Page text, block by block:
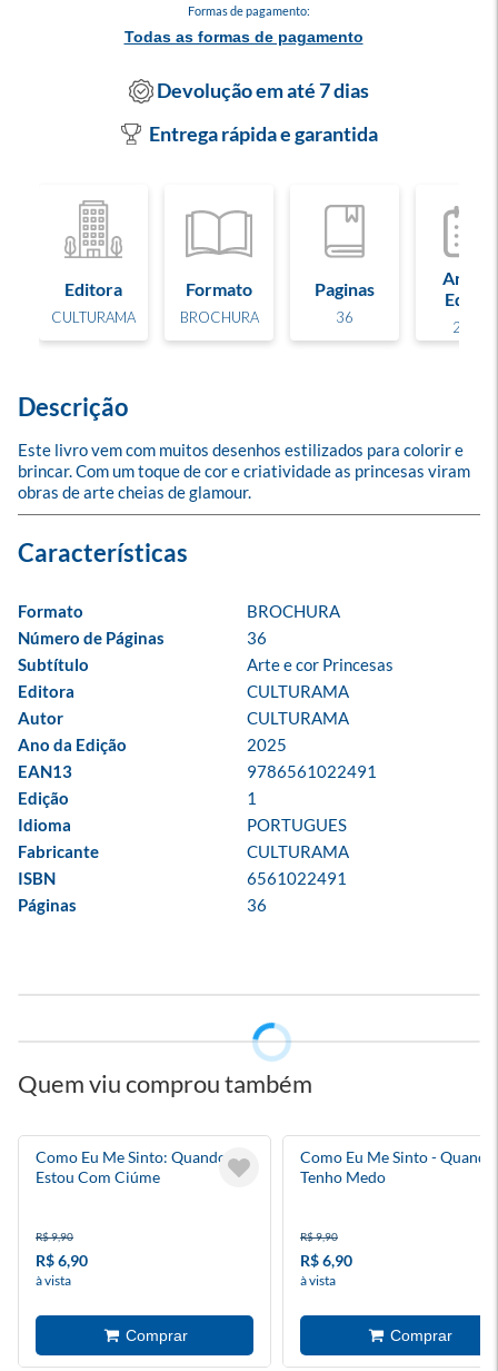
Formas de pagamento:
Todas as formas de pagamento
Devolução em até 7 dias
Entrega rápida e garantida
Editora
CULTURAMA
Formato
BROCHURA
Paginas
36
Ano de
Edição
2025
Descrição
Este livro vem com muitos desenhos estilizados para colorir e
brincar. Com um toque de cor e criatividade as princesas viram
obras de arte cheias de glamour.
Formato
BROCHURA
Número de Páginas
36
Subtítulo
Arte e cor Princesas
Editora
CULTURAMA
Autor
CULTURAMA
Ano da Edição
2025
EAN13
9786561022491
Edição
1
Idioma
PORTUGUES
Fabricante
CULTURAMA
ISBN
6561022491
Páginas
36
Quem viu comprou também
Como Eu Me Sinto: Quando
Estou Com Ciúme
R$ 9,90
R$ 6,90
à vista
Como Eu Me Sinto - Quando
Tenho Medo
R$ 9,90
R$ 6,90
à vista